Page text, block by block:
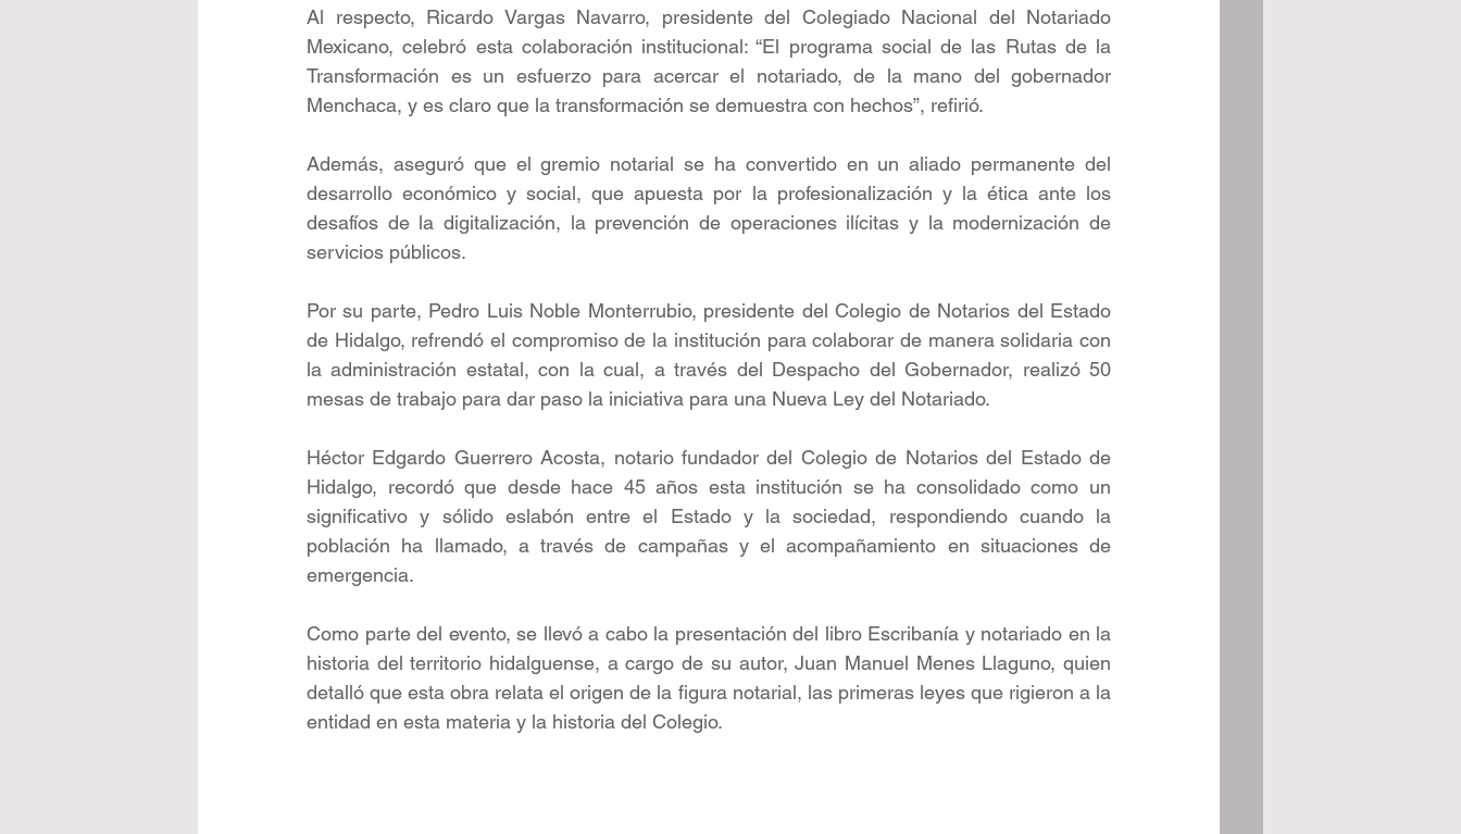
Al respecto, Ricardo Vargas Navarro, presidente del Colegiado Nacional del Notariado
Mexicano, celebró esta colaboración institucional: “El programa social de las Rutas de la
Transformación es un esfuerzo para acercar el notariado, de la mano del gobernador
Menchaca, y es claro que la transformación se demuestra con hechos”, refirió.
Además, aseguró que el gremio notarial se ha convertido en un aliado permanente del
desarrollo económico y social, que apuesta por la profesionalización y la ética ante los
desafíos de la digitalización, la prevención de operaciones ilícitas y la modernización de
servicios públicos.
Por su parte, Pedro Luis Noble Monterrubio, presidente del Colegio de Notarios del Estado
de Hidalgo, refrendó el compromiso de la institución para colaborar de manera solidaria con
la administración estatal, con la cual, a través del Despacho del Gobernador, realizó 50
mesas de trabajo para dar paso la iniciativa para una Nueva Ley del Notariado.
Héctor Edgardo Guerrero Acosta, notario fundador del Colegio de Notarios del Estado de
Hidalgo, recordó que desde hace 45 años esta institución se ha consolidado como un
significativo y sólido eslabón entre el Estado y la sociedad, respondiendo cuando la
población ha llamado, a través de campañas y el acompañamiento en situaciones de
emergencia.
Como parte del evento, se llevó a cabo la presentación del libro Escribanía y notariado en la
historia del territorio hidalguense, a cargo de su autor, Juan Manuel Menes Llaguno, quien
detalló que esta obra relata el origen de la figura notarial, las primeras leyes que rigieron a la
entidad en esta materia y la historia del Colegio.